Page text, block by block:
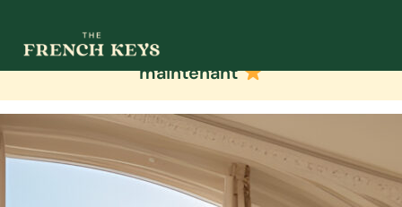
Réservez votre séjour à Paris dès
maintenant